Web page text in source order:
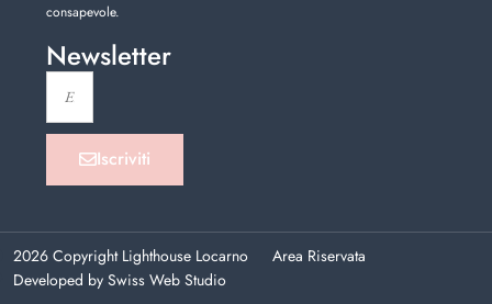
consapevole.
Newsletter
Iscriviti
2026 Copyright Lighthouse Locarno
Area Riservata
Developed by Swiss Web Studio